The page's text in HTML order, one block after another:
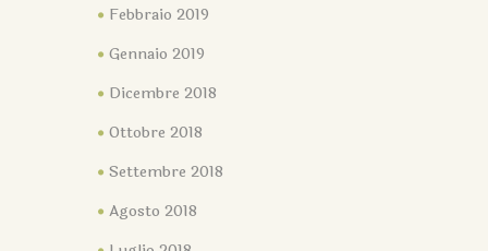
Febbraio 2019
Gennaio 2019
Dicembre 2018
Ottobre 2018
Settembre 2018
Agosto 2018